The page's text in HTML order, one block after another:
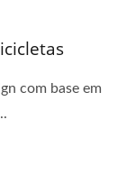
com base em